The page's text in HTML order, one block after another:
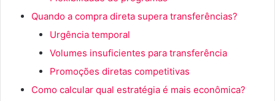
Quando a compra direta supera transferências?
Urgência temporal
Volumes insuficientes para transferência
Promoções diretas competitivas
Como calcular qual estratégia é mais econômica?